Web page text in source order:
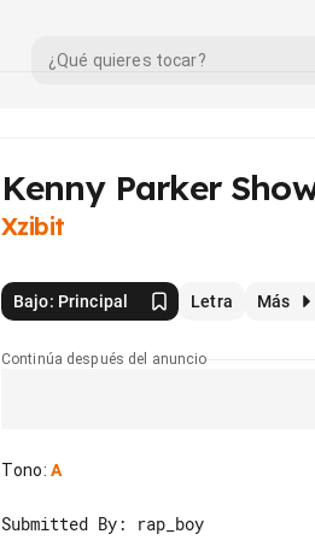
Kenny Parker
Xzibit
Bajo: Principal Letra Más
Continúa después del anuncio
Tono: A
Submitted By: rap_boy